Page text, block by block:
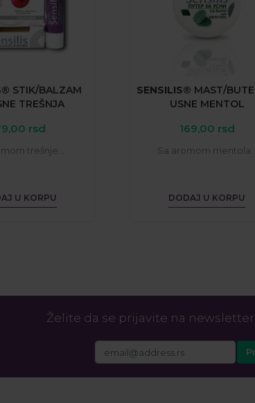
STIK/BALZAM
TREŠNJA
rsd
trešnje...
U KORPU
SENSILIS® MAST/
USNE MENTOL
169,00 rsd
Sa aromom mentola...
DODAJ U KORPU
Želite da se prijavite na